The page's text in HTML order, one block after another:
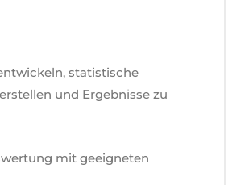
statistische
und Ergebnisse zu
mit geeigneten